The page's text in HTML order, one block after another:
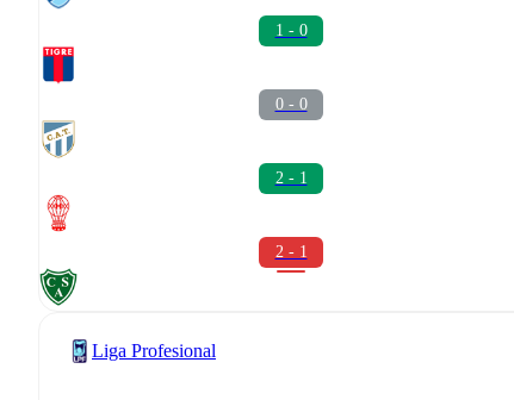
1 - 0
0 - 0
2 - 1
2 - 1
Liga Profesional